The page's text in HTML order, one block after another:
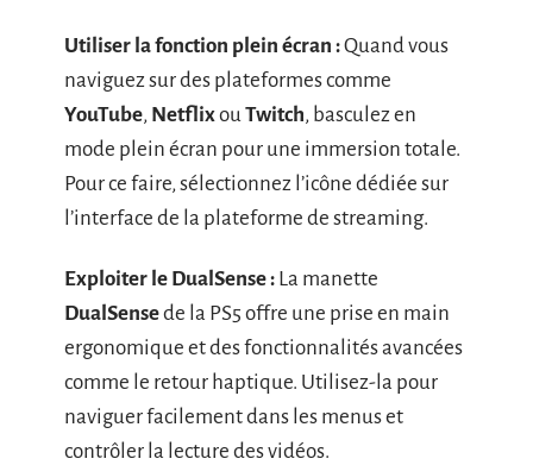
Utiliser la fonction plein écran :Quand vous
naviguez sur des plateformes comme
YouTube, Netflixou Twitch, basculez en
mode plein écran pour une immersion totale.
Pour ce faire, sélectionnez l’icône dédiée sur
l’interface de la plateforme de streaming.
Exploiter le DualSense : La manette
DualSensede la PS5 offre une prise en main
ergonomique et des fonctionnalités avancées
comme le retour haptique. Utilisez-la pour
naviguer facilement dans les menus et
contrôler la lecture des vidéos.